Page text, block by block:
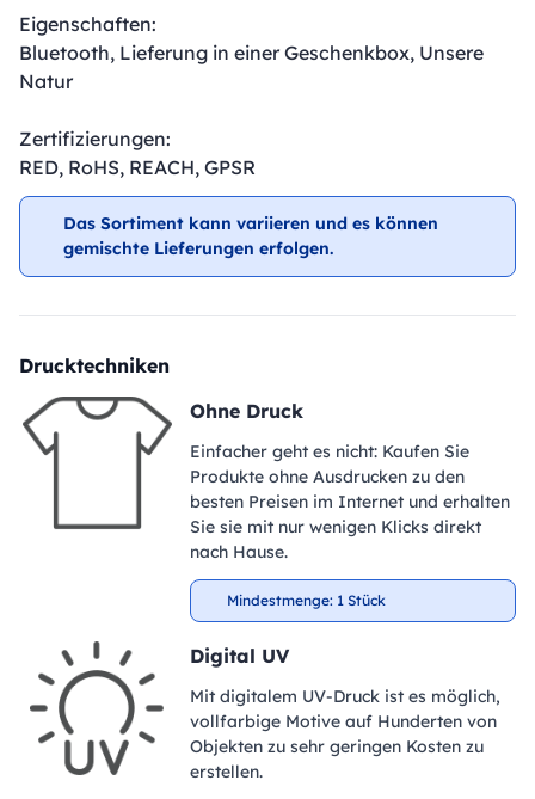
Eigenschaften:
Bluetooth, Lieferung in einer Geschenkbox, Unsere
Natur
Zertifizierungen:
RED, RoHS, REACH, GPSR
Das Sortiment kann variieren und es können
gemischte Lieferungen erfolgen.
Drucktechniken
Ohne Druck
Einfacher geht es nicht: Kaufen Sie
Produkte ohne Ausdrucken zu den
besten Preisen im Internet und erhalten
Sie sie mit nur wenigen Klicks direkt
nach Hause.
Mindestmenge: 1 Stück
Digital UV
Mit digitalem UV-Druck ist es möglich,
vollfarbige Motive auf Hunderten von
Objekten zu sehr geringen Kosten zu
erstellen.